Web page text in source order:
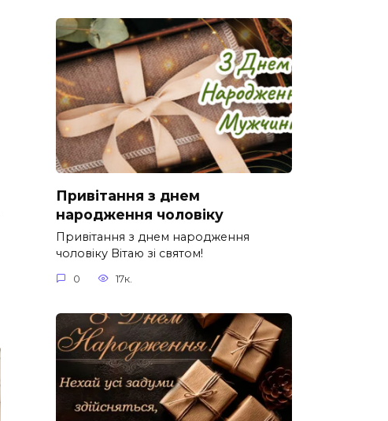
Привітання з днем
народження чоловіку
Привітання з днем народження
чоловіку Вітаю зі святом!
0 17к.